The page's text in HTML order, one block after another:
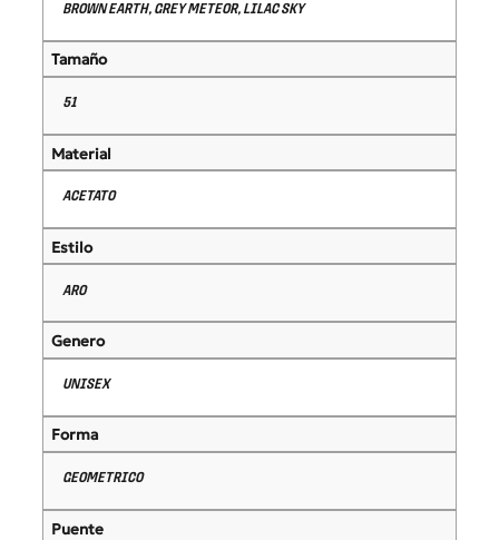
BROWN EARTH, GREY METEOR, LILAC SKY
Tamaño
51
Material
ACETATO
Estilo
ARO
Genero
UNISEX
Forma
GEOMETRICO
Puente